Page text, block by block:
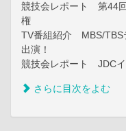
競技会レポート 第44
権
TV番組紹介 MBS/TBS
出演！
競技会レポート JDC
さらに目次をよむ